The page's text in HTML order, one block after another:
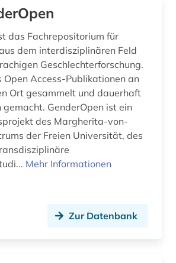
das Fachrepositorium für
dem interdisziplinären Feld
Geschlechterforschung.
Open Access-Publikationen an
Ort gesammelt und dauerhaft
GenderOpen ist ein
des Margherita-von-
der Freien Universität, des
Mehr Informationen
Zur Datenbank